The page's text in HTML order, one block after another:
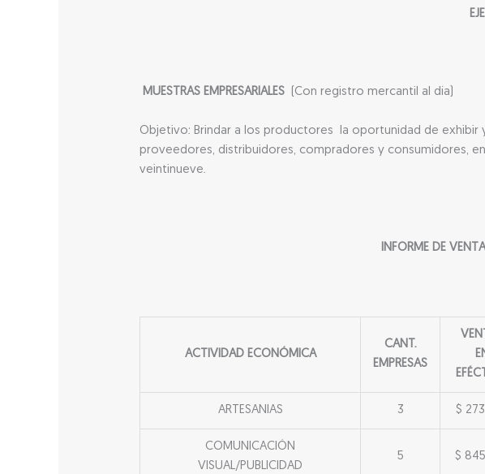
MUESTRAS EMPRESARIALES (Con registro mercantil al día)
Objetivo: Brindar a los productores la oportunidad de
proveedores, distribuidores, compradores y consumidores,
veintinueve.
INFORME DE
ACTIVIDAD ECONÓMICA
CANT.
EMPRESAS
ARTESANIAS 3 $
COMUNICACIÓN
VISUAL/PUBLICIDAD
5 $